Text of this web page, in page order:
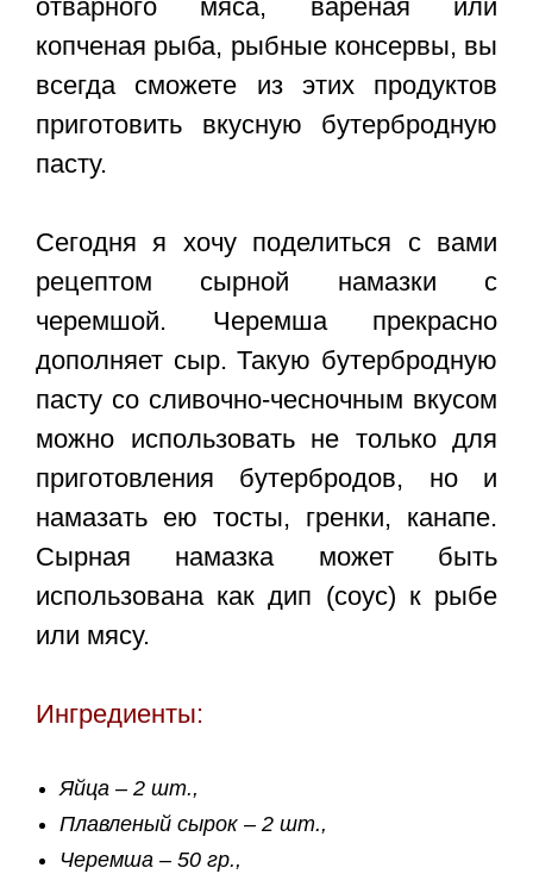
отварного мяса, вареная или
копченая рыба, рыбные консервы, вы
всегда сможете из этих продуктов
приготовить вкусную бутербродную
пасту.
Сегодня я хочу поделиться с вами
рецептом сырной намазки с
черемшой. Черемша прекрасно
дополняет сыр. Такую бутербродную
пасту со сливочно-чесночным вкусом
можно использовать не только для
приготовления бутербродов, но и
намазать ею тосты, гренки, канапе.
Сырная намазка может быть
использована как дип (соус) к рыбе
или мясу.
Ингредиенты:
Яйца – 2 шт.,
Плавленый сырок – 2 шт.,
Черемша – 50 гр.,